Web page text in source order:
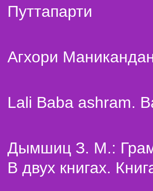
Путтапарти
Агхори
Lali Baba ashram.
Дымшиц З. М.:
В двух книгах.